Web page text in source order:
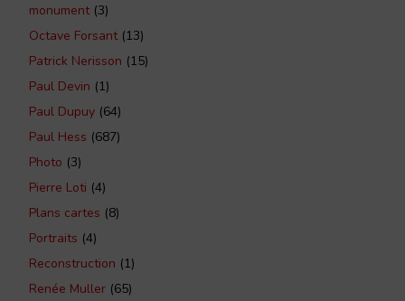
monument(3)
Octave Forsant(13)
Patrick Nerisson (15)
Paul Devin (1)
Paul Dupuy (64)
Paul Hess (687)
Photo (3)
Pierre Loti (4)
Plans cartes (8)
Portraits (4)
Reconstruction (1)
Renée Muller (65)